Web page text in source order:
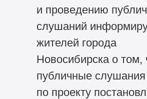
и проведению
слушаний
жителей города
Новосибирска о том,
публичные слушания
по проекту